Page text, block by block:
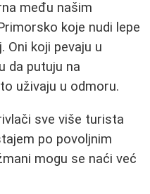
među našim
koje nudi lepe
Oni koji pevaju u
da putuju na
uživaju u odmoru.
sve više turista
po povoljnim
mogu se naći već